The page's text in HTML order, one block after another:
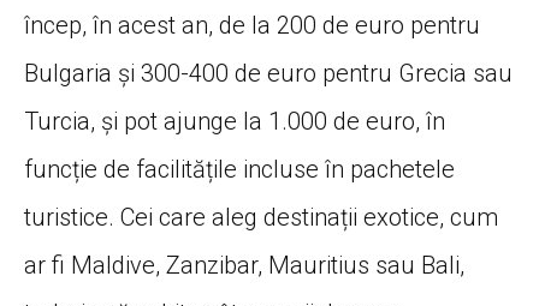
încep, în acest an, de la 200 de euro pentru
Bulgaria și 300-400 de euro pentru Grecia sau
Turcia, și pot ajunge la 1.000 de euro, în
funcție de facilitățile incluse în pachetele
turistice. Cei care aleg destinații exotice, cum
ar fi Maldive, Zanzibar, Mauritius sau Bali,